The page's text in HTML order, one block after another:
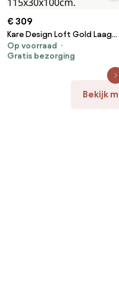
€ 309
Kare Design Loft Gold Laag
Wandrek Staal Met Glas
115x30x100cm.
Op voorraad
Gratis bezorging
Bekijk